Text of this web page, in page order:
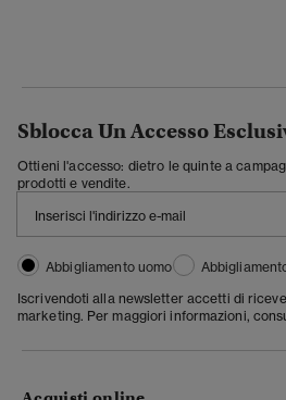
Sblocca Un Accesso
Ottieni l'accesso: dietro le quinte a
prodotti e vendite.
Abbigliamento uomo
Iscrivendoti alla newsletter accetti di
marketing. Per maggiori informazioni,